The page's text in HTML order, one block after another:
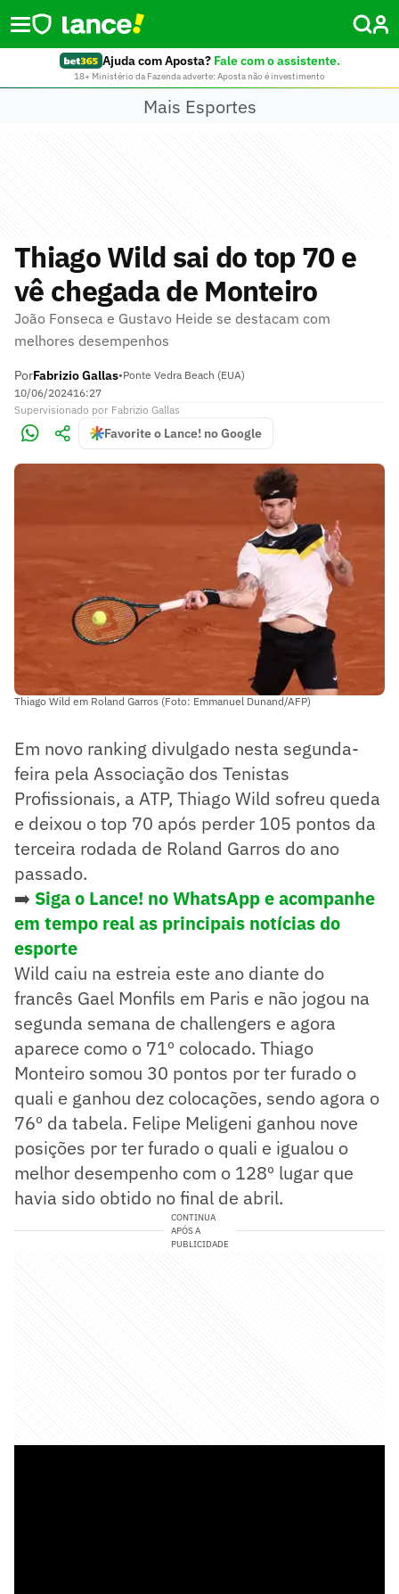
Ajuda com Aposta? Fale com o assistente.
18+ Ministério da Fazenda adverte: Aposta não é investimento
Mais Esportes
Thiago Wild sai do top 70 e
vê chegada de Monteiro
João Fonseca e Gustavo Heide se destacam com
melhores desempenhos
PorFabrizio Gallas•Ponte Vedra Beach (EUA)
10/06/202416:27
Supervisionado por Fabrizio Gallas
Favorite o Lance! no Google
Thiago Wild em Roland Garros (Foto: Emmanuel Dunand/AFP)
Em novo ranking divulgado nesta segunda-
feira pela Associação dos Tenistas
Profissionais, a ATP, Thiago Wild sofreu queda
e deixou o top 70 após perder 105 pontos da
terceira rodada de Roland Garros do ano
passado.
➡️ Siga o Lance! no WhatsApp e acompanhe
em tempo real as principais notícias do
esporte
Wild caiu na estreia este ano diante do
francês Gael Monfils em Paris e não jogou na
segunda semana de challengers e agora
aparece como o 71º colocado. Thiago
Monteiro somou 30 pontos por ter furado o
quali e ganhou dez colocações, sendo agora o
76º da tabela. Felipe Meligeni ganhou nove
posições por ter furado o quali e igualou o
melhor desempenho com o 128º lugar que
havia sido obtido no final de abril.
CONTINUA
APÓS A
PUBLICIDADE